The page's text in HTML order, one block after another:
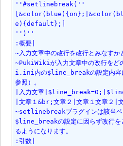
''#setlinebreak(''
e){default};]
'')''
:概要|
~入力文章中の改行を改行とみなすか
~PukiWikiが入力文章中の改行を
i.ini内の$line_breakの設定内容に
参照）。
|入力文章
|文章１&br;文章２|文章１文章２|
~setlinebreakプラグインは該当ペ
$line_breakの設定に因らず改行を
るようになります。
:引数|